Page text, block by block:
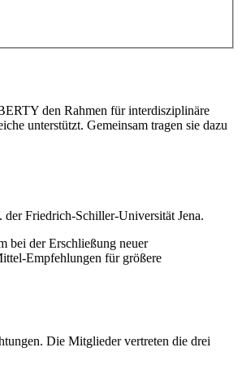
den Rahmen für interdisziplinäre
unterstützt. Gemeinsam tragen sie dazu
Friedrich-Schiller-Universität Jena.
bei der Erschließung neuer
Empfehlungen für größere
Die Mitglieder vertreten die drei